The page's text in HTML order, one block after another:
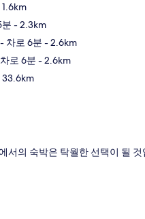
- 2.3km
- 차로 6분 - 2.6km
로 6분 - 2.6km
서의 숙박은 탁월한 선택이 될